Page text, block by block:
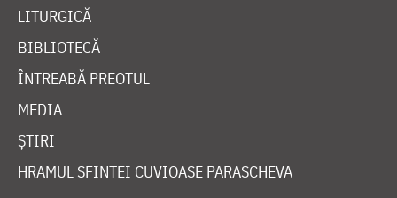
LITURGICĂ
BIBLIOTECĂ
ÎNTREABĂ PREOTUL
MEDIA
ȘTIRI
HRAMUL SFINTEI CUVIOASE PARASCHEVA